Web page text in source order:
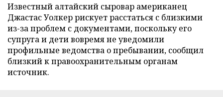
Известный алтайский сыровар американец
Джастас Уолкер рискует расстаться с близкими
из-за проблем с документами, поскольку его
супруга и дети вовремя не уведомили
профильные ведомства о пребывании, сообщил
близкий к правоохранительным органам
источник.